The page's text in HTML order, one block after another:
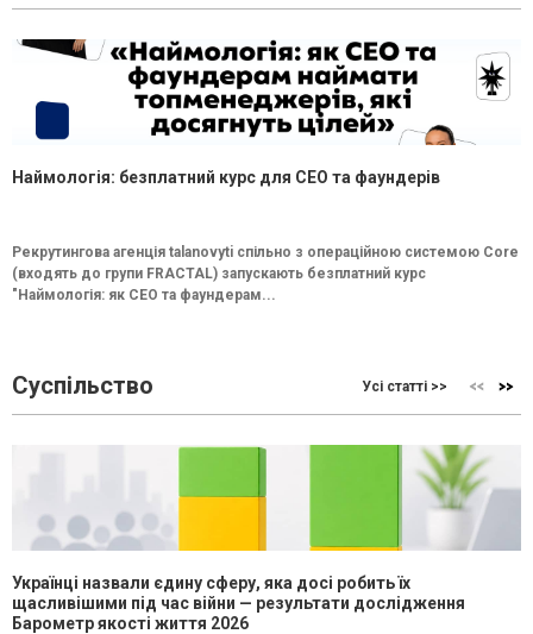
Наймологія: безплатний курс для CEO та фаундерів
Рекрутингова агенція talanovyti спільно з операційною системою Core
(входять до групи FRACTAL) запускають безплатний курс
"Наймологія: як СEO та фаундерам...
Суспільство Усі статті >>
Українці назвали єдину сферу, яка досі робить їх
щасливішими під час війни — результати дослідження
Барометр якості життя 2026